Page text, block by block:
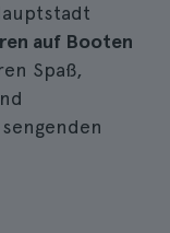
auf Booten
Spaß,